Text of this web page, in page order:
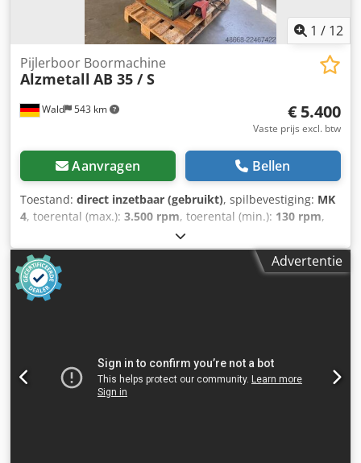
1 / 12
Wald 543 km
Pijlerboor Boormachine
Alzmetall AB 35 / S
€ 5.400
Vaste prijs excl. btw
Aanvragen Bellen
Toestand: direct inzetbaar (gebruikt), spilbevestiging: MK
4, toerental (max.): 3.500 rpm, toerental (min.): 130 rpm,
, Alzmetall AB 35 / S Boormachine,
zuilboormachine Pinolenslag: 180 mm Oversteek: 300 mm
Opname: MK 4 Boorkop: 3-16 mm Traploos toerental: 130 -
3500 tpm Toevoersnelheid: 0,1 - 0,2 - 0,3 mm/min
Schroefdraadsnij-inrichting Koelvloeistofunit Bankschroef
buitenlandse klanten kan ook een nettofactuur worden
opgesteld. Vereiste is een geldig btw-identificatienummer.
Tussenverkoop voorbehouden. Bezoek onze webshop en
Advertentie